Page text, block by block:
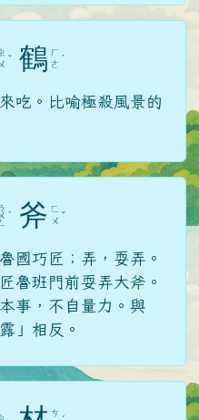
ㄨ ˇ 鶴 ㄏ
ㄜ ˋ
吃。比喻極殺風景的
ㄨ ˋ 斧 ㄈ
ㄨ ˇ
國巧匠；弄，耍弄。
魯班門前耍弄大斧。
事，不自量力。與
」相反。
ㄘ